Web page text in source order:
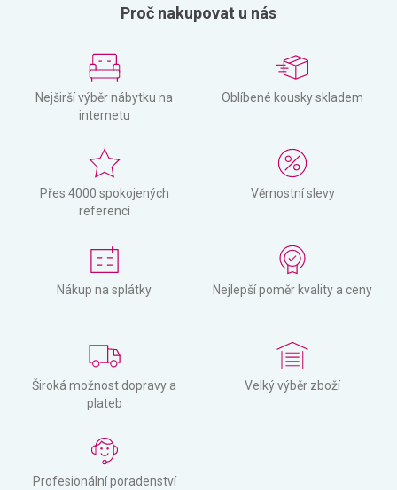
Proč nakupovat u nás
Nejširší výběr nábytku na
internetu
Oblíbené kousky skladem
Přes 4000 spokojených
referencí
Věrnostní slevy
Nákup na splátky Nejlepší poměr kvality a ceny
Široká možnost dopravy a
plateb
Velký výběr zboží
Profesionální poradenství